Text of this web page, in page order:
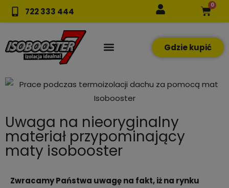
Przejdź
do
722 333 444
0
Gdzie kupić
Uwaga na nieoryginalny
materiał przypominający
maty isobooster
Zwracamy Państwa uwagę na fakt, iż na rynku